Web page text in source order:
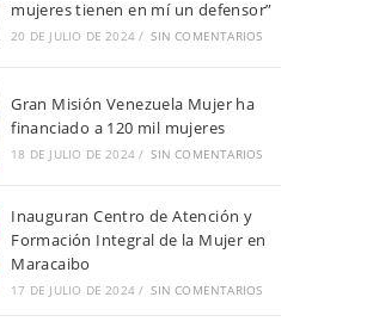
mujeres tienen en mí un defensor”
20 DE JULIO DE 2024 / SIN COMENTARIOS
Gran Misión Venezuela Mujer ha
financiado a 120 mil mujeres
18 DE JULIO DE 2024 / SIN COMENTARIOS
Inauguran Centro de Atención y
Formación Integral de la Mujer en
Maracaibo
17 DE JULIO DE 2024 / SIN COMENTARIOS